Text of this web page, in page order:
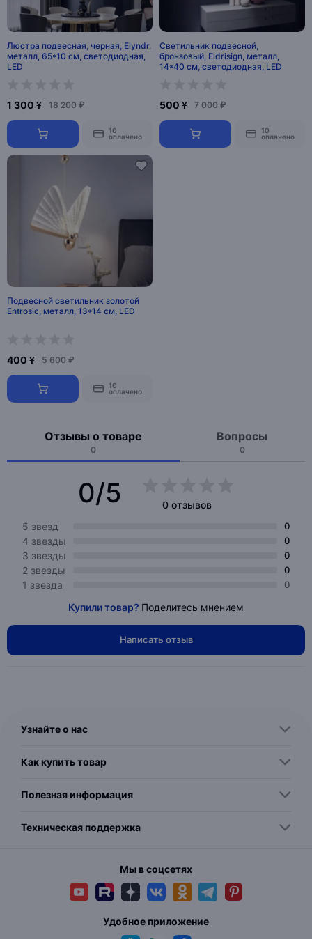
Люстра подвесная, черная, Elyndr,
металл, 65*10 см, светодиодная,
LED
1 300 ¥ 18 200 ₽
10
оплачено
Светильник подвесной,
бронзовый, Eldrisign, металл,
14*40 см, светодиодная, LED
500 ¥ 7 000 ₽
10
оплачено
Подвесной светильник золотой
Entrosic, металл, 13*14 см, LED
400 ¥ 5 600 ₽
10
оплачено
Отзывы о товаре
0
Вопросы
0
0/5
0 отзывов
5 звезд
0
4 звезды 0
3 звезды 0
2 звезды 0
1 звезда 0
Купили товар? Поделитесь мнением
Написать отзыв
Узнайте о нас
Как купить товар
Полезная информация
Техническая поддержка
Мы в соцсетях
Удобное приложение